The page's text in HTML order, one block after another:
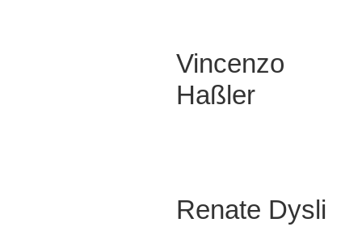
Vincenzo
Haßler
Renate Dysli